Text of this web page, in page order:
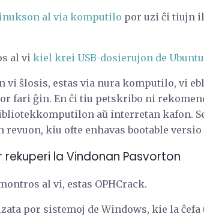
al via komputilo por uzi ĉi tiujn
al vikiel krei USB-dosierujon de Ubuntu
vi ŝlosis, estas via nura komputilo, vi
fari ĝin. En ĉi tiu petskribo ni
aŭ interretan kafon.
revuon, kiu ofte enhavas bootable
rekuperi la Vindonan Pasvorton
al vi, estas OPHCrack.
por sistemoj de Windows, kie la